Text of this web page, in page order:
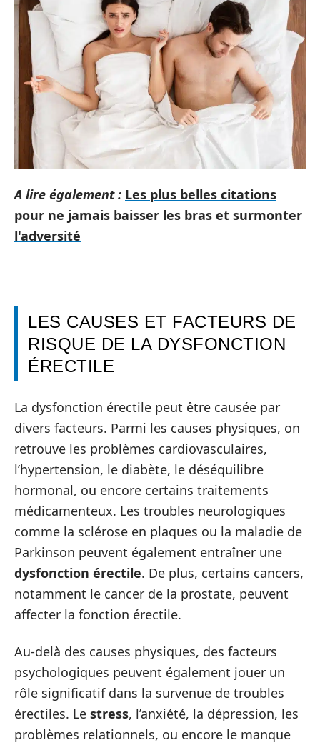
A lire également : Les plus belles citations
pour ne jamais baisser les bras et surmonter
l'adversité
LES CAUSES ET FACTEURS DE
RISQUE DE LA DYSFONCTION
ÉRECTILE
La dysfonction érectile peut être causée par
divers facteurs. Parmi les causes physiques, on
retrouve les problèmes cardiovasculaires,
l’hypertension, le diabète, le déséquilibre
hormonal, ou encore certains traitements
médicamenteux. Les troubles neurologiques
comme la sclérose en plaques ou la maladie de
Parkinson peuvent également entraîner une
dysfonction érectile. De plus, certains cancers,
notamment le cancer de la prostate, peuvent
affecter la fonction érectile.
Au-delà des causes physiques, des facteurs
psychologiques peuvent également jouer un
rôle significatif dans la survenue de troubles
érectiles. Le stress, l’anxiété, la dépression, les
problèmes relationnels, ou encore le manque